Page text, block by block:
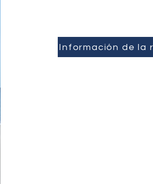
Información de la